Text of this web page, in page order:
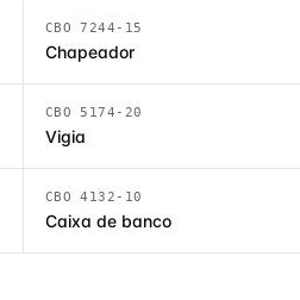
CBO 7244-15
Chapeador
CBO 5174-20
Vigia
CBO 4132-10
Caixa de banco